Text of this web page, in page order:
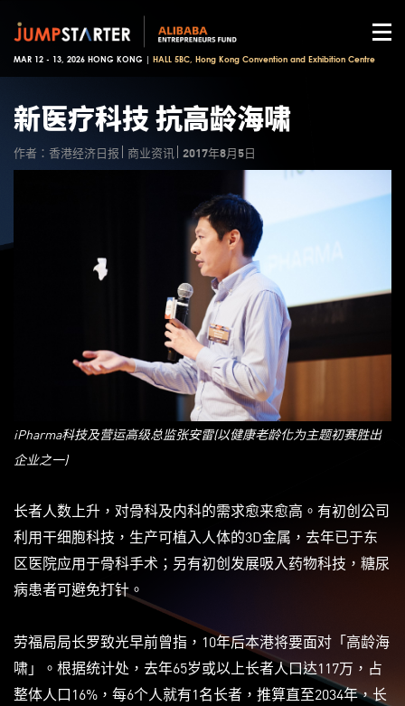
MAR 12 - 13, 2026 HONG KONG | HALL 5BC, Hong Kong Convention and Exhibition Centre
新医疗科技 抗高龄海啸
作者：香港经济日报 商业资讯 2017年8月5日
iPharma科技及营运高级总监张安雷(以健康老龄化为主题初赛胜出
企业之一)
长者人数上升，对骨科及内科的需求愈来愈高。有初创公司
利用干细胞科技，生产可植入人体的3D金属，去年已于东
区医院应用于骨科手术；另有初创发展吸入药物科技，糖尿
病患者可避免打针。
劳福局局长罗致光早前曾指，10年后本港将要面对「高龄海
啸」。根据统计处，去年65岁或以上长者人口达117万，占
整体人口16%，每6个人就有1名长者，推算直至2034年，长